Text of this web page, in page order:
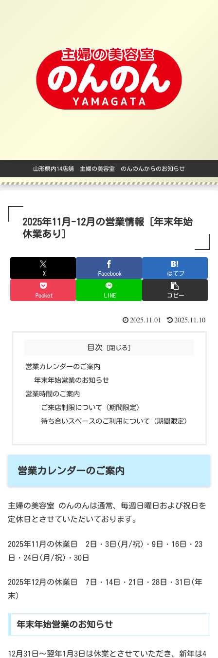
山形県内14店舗 主婦の美容室 のんのんからのお知らせ
2025年11月-12月の営業情報 [年末年始
休業あり]
X Facebook はてブ
Pocket LINE コピー
2025.11.01 2025.11.10
目次
営業カレンダーのご案内
年末年始営業のお知らせ
営業時間のご案内
ご来店制限について（期間限定）
待ち合いスペースのご利用について（期間限定）
営業カレンダーのご案内
主婦の美容室 のんのんは通常、毎週日曜日および祝日を
定休日とさせていただいております。
2025年11月の休業日 2日・3日(月/祝)・9日・16日・23
日・24日(月/祝)・30日
2025年12月の休業日 7日・14日・21日・28日・31日(年
末)
年末年始営業のお知らせ
12月31日～翌年1月3日は休業とさせていただき、新年は4